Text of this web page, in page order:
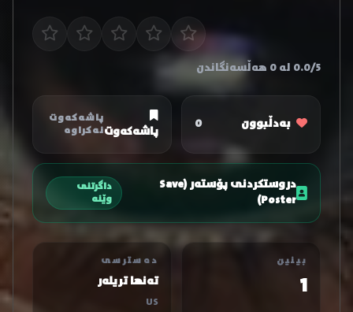
0.0/5 لە 0 هەڵسەنگاندن
بەدڵبوون 0 پاشەکەوت
پاشەکەوت
نەکراوە
دروستکردنی پۆستەر (Save
Poster)
داگرتنی
وێنە
بینین
1
دەسترسی
تەنها تریلەر
US